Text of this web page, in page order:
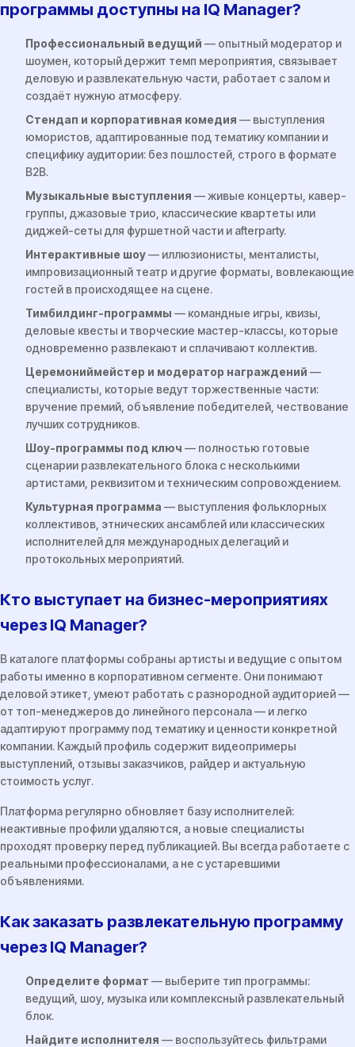
программы доступны на IQ Manager?
Профессиональный ведущий — опытный модератор и
шоумен, который держит темп мероприятия, связывает
деловую и развлекательную части, работает с залом и
создаёт нужную атмосферу.
Стендап и корпоративная комедия — выступления
юмористов, адаптированные под тематику компании и
специфику аудитории: без пошлостей, строго в формате
B2B.
Музыкальные выступления — живые концерты, кавер-
группы, джазовые трио, классические квартеты или
диджей-сеты для фуршетной части и afterparty.
Интерактивные шоу— иллюзионисты, менталисты,
импровизационный театр и другие форматы, вовлекающие
гостей в происходящее на сцене.
Тимбилдинг-программы — командные игры, квизы,
деловые квесты и творческие мастер-классы, которые
одновременно развлекают и сплачивают коллектив.
Церемониймейстер и модератор награждений —
специалисты, которые ведут торжественные части:
вручение премий, объявление победителей, чествование
лучших сотрудников.
Шоу-программы под ключ — полностью готовые
сценарии развлекательного блока с несколькими
артистами, реквизитом и техническим сопровождением.
Культурная программа — выступления фольклорных
коллективов, этнических ансамблей или классических
исполнителей для международных делегаций и
протокольных мероприятий.
Кто выступает на бизнес-мероприятиях
через IQ Manager?
В каталоге платформы собраны артисты и ведущие с опытом
работы именно в корпоративном сегменте. Они понимают
деловой этикет, умеют работать с разнородной аудиторией —
от топ-менеджеров до линейного персонала — и легко
адаптируют программу под тематику и ценности конкретной
компании. Каждый профиль содержит видеопримеры
выступлений, отзывы заказчиков, райдер и актуальную
стоимость услуг.
Платформа регулярно обновляет базу исполнителей:
неактивные профили удаляются, а новые специалисты
проходят проверку перед публикацией. Вы всегда работаете с
реальными профессионалами, а не с устаревшими
объявлениями.
Как заказать развлекательную программу
через IQ Manager?
Определите формат — выберите тип программы:
ведущий, шоу, музыка или комплексный развлекательный
блок.
Найдите исполнителя — воспользуйтесь фильтрами